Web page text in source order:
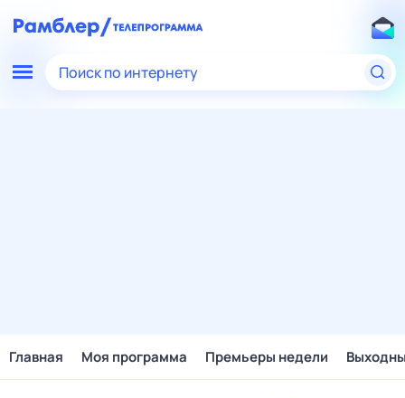
Поиск по интернету
Главная Моя программа Премьеры недели